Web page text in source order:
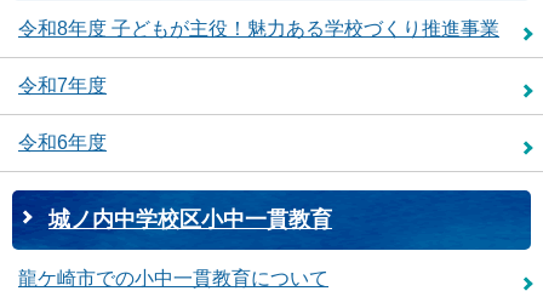
令和8年度 子どもが主役！魅力ある学校づくり推進事業
令和7年度
令和6年度
城ノ内中学校区小中一貫教育
龍ケ崎市での小中一貫教育について